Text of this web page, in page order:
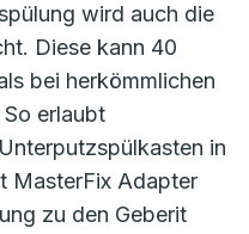
wird auch die
Diese kann 40
bei herkömmlichen
erlaubt
in
MasterFix Adapter
zu den Geberit